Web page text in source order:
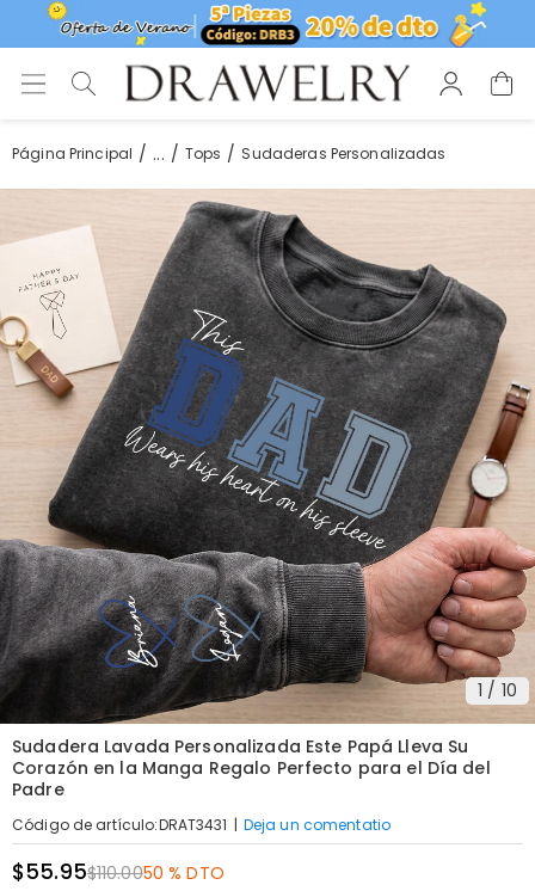
Página Principal ... Tops Sudaderas Personalizadas
1 / 10
Sudadera Lavada Personalizada Este Papá Lleva Su
Corazón en la Manga Regalo Perfecto para el Día del
Padre
Código de artículo:DRAT3431 | Deja un comentatio
$55.95$110.0050 % DTO